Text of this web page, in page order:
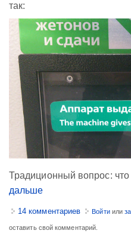
так:
Традиционный вопрос: что
дальше
14 комментариев Войтиили
оставить свой комментарий.